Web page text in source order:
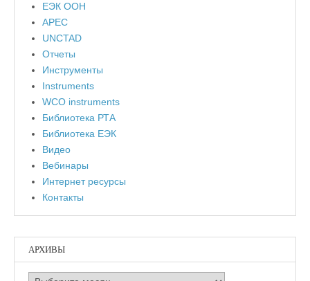
ЕЭК ООН
APEC
UNCTAD
Отчеты
Инструменты
Instruments
WCO instruments
Библиотека РТА
Библиотека ЕЭК
Видео
Вебинары
Интернет ресурсы
Контакты
АРХИВЫ
Архивы